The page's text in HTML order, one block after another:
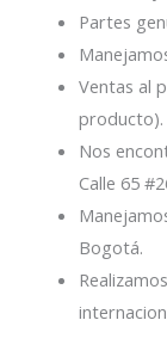
Partes
Ventas al
producto).
Nos
Calle 65
Bogotá.